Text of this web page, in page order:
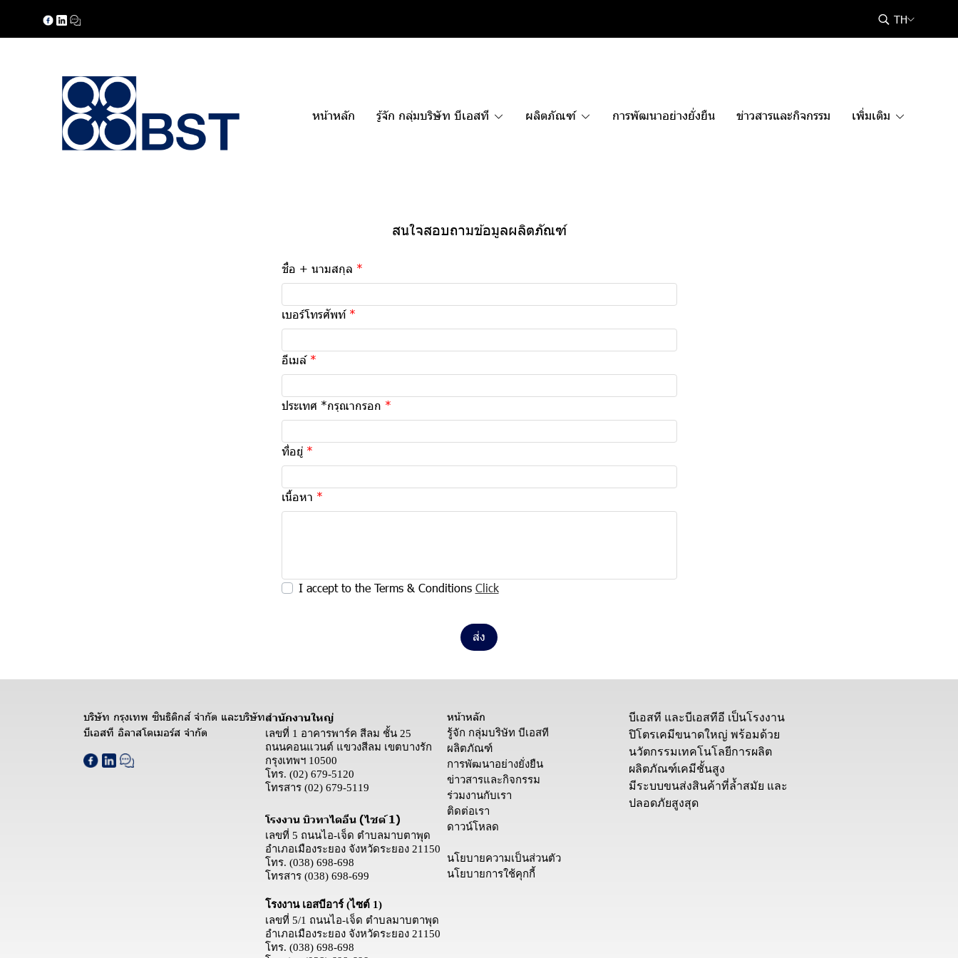
TH
หน้าหลัก รู้จัก กลุ่มบริษัท บีเอสที ผลิตภัณฑ์ การพัฒนาอย่างยั่งยืน ข่าวสารและกิจกรรม เพิ่มเติม
สนใจสอบถามข้อมูลผลิตภัณฑ์
ชื่อ + นามสกุล
เบอร์โทรศัพท์
อีเมล์
ประเทศ *กรุณากรอก
ที่อยู่
เนื้อหา
I accept to the Terms & Conditions Click
ส่ง
บริษัท กรุงเทพ ซินธิติกส์ จำกัด และบริษัท
บีเอสที อิลาสโตเมอร์ส จำกัด
สำนักงานใหญ่
เลขที่ 1 อาคารพาร์ค สีลม ชั้น 25
ถนนคอนแวนต์ แขวงสีลม เขตบางรัก
กรุงเทพฯ 10500
โทร. (02) 679-5120
โทรสาร (02) 679-5119
โรงงาน บิวทาไดอีน (ไซต์ 1)
เลขที่ 5 ถนนไอ-เจ็ด ตำบลมาบตาพุด
อำเภอเมืองระยอง จังหวัดระยอง 21150
โทร. (038) 698-698
โทรสาร (038) 698-699
โรงงาน เอสบีอาร์ (ไซต์ 1)
เลขที่ 5/1 ถนนไอ-เจ็ด ตำบลมาบตาพุด
อำเภอเมืองระยอง จังหวัดระยอง 21150
โทร. (038) 698-698
หน้าหลัก
รู้จัก กลุ่มบริษัท บีเอสที
ผลิตภัณฑ์
การพัฒนาอย่างยั่งยืน
ข่าวสารและกิจกรรม
ร่วมงานกับเรา
ติดต่อเรา
ดาวน์โหลด
นโยบายความเป็นส่วนตัว
นโยบายการใช้คุกกี้
บีเอสที และบีเอสทีอี เป็นโรงงาน
ปิโตรเคมีขนาดใหญ่ พร้อมด้วย
นวัตกรรมเทคโนโลยีการผลิต
ผลิตภัณฑ์เคมีชั้นสูง
มีระบบขนส่งสินค้าที่ล้ำสมัย และ
ปลอดภัยสูงสุด